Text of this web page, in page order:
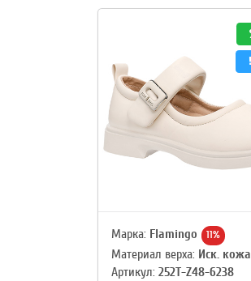
Марка: Flamingo 11%
Материал верха: Иск. кожа
Артикул: 252T-Z48-6238